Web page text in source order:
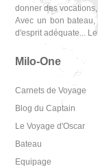
donner des
Avec un bon
d'esprit adéquate...
Milo-One
Carnets de Voyage
Blog du Captain
Le Voyage d'Oscar
Bateau
Equipage